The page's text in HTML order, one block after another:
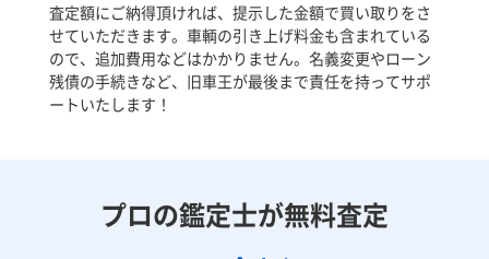
査定額にご納得頂ければ、提示した金額で買い取りをさ
せていただきます。車輌の引き上げ料金も含まれている
ので、追加費用などはかかりません。名義変更やローン
残債の手続きなど、旧車王が最後まで責任を持ってサポ
ートいたします！
プロの鑑定士が無料査定